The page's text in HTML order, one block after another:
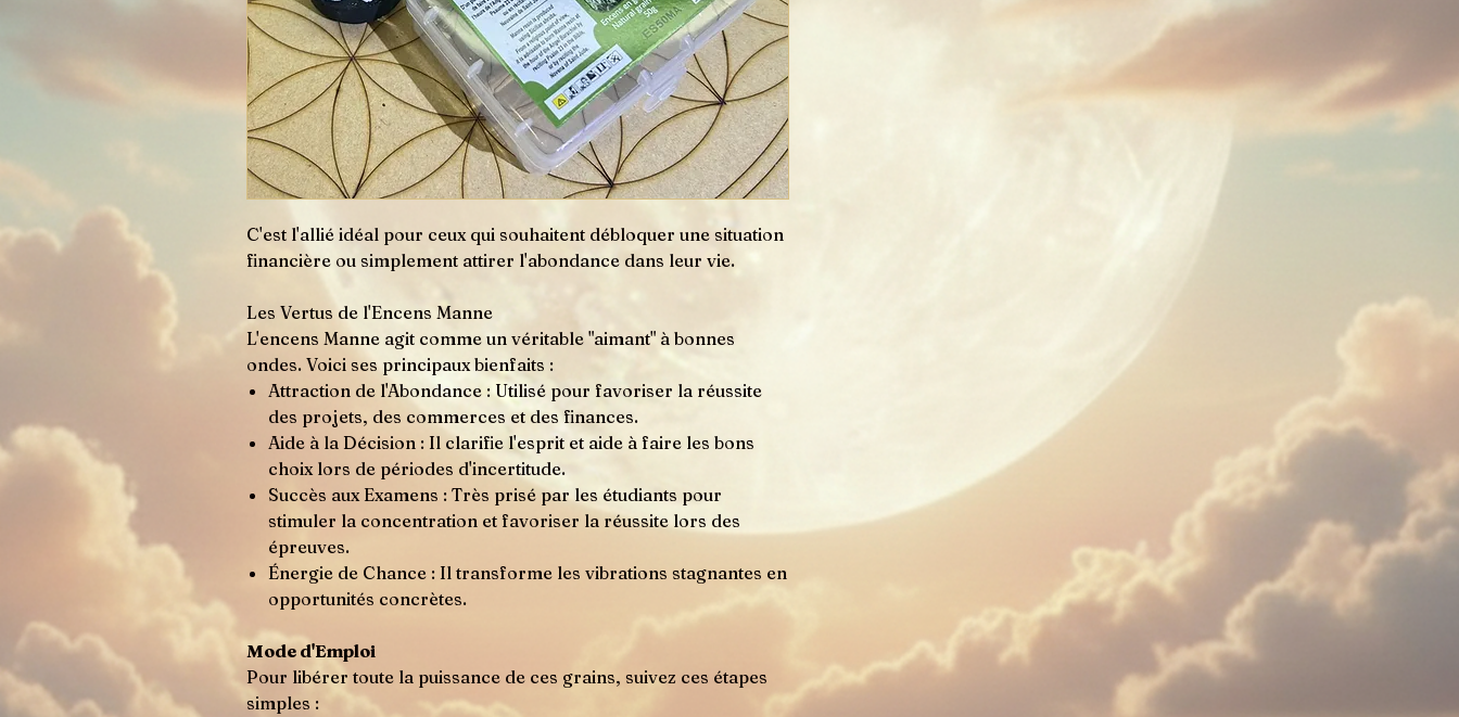
C'est l'allié idéal pour ceux qui souhaitent débloquer une situation
financière ou simplement attirer l'abondance dans leur vie.
Les Vertus de l'Encens Manne
L'encens Manne agit comme un véritable "aimant" à bonnes
ondes. Voici ses principaux bienfaits :
Attraction de l'Abondance : Utilisé pour favoriser la réussite
des projets, des commerces et des finances.
Aide à la Décision : Il clarifie l'esprit et aide à faire les bons
choix lors de périodes d'incertitude.
Succès aux Examens : Très prisé par les étudiants pour
stimuler la concentration et favoriser la réussite lors des
épreuves.
Énergie de Chance : Il transforme les vibrations stagnantes en
opportunités concrètes.
Mode d'Emploi
Pour libérer toute la puissance de ces grains, suivez ces étapes
simples :